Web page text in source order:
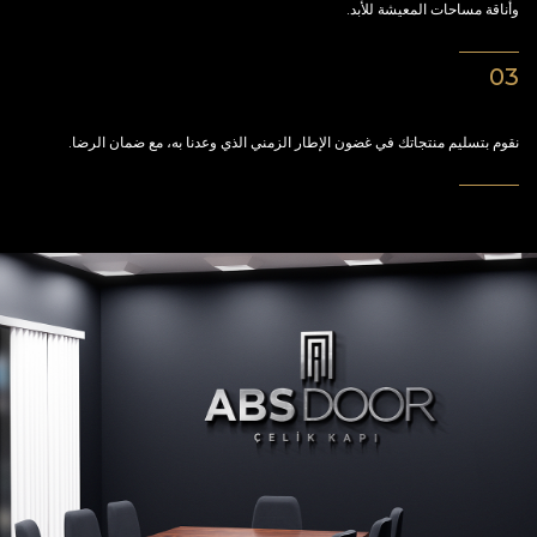
وأناقة مساحات المعيشة للأبد.
03
نقوم بتسليم منتجاتك في غضون الإطار الزمني الذي وعدنا به، مع ضمان الرضا.